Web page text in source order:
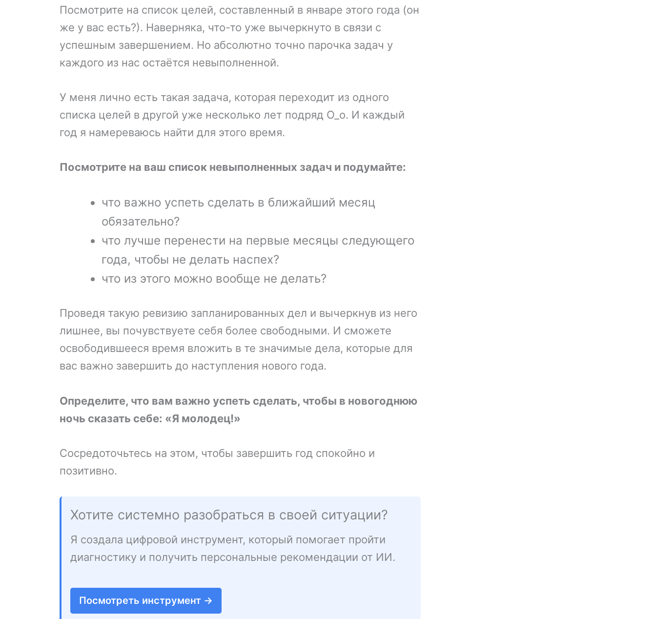
Посмотрите на список целей, составленный в январе этого года (он
же у вас есть?). Наверняка, что-то уже вычеркнуто в связи с
успешным завершением. Но абсолютно точно парочка задач у
каждого из нас остаётся невыполненной.
У меня лично есть такая задача, которая переходит из одного
списка целей в другой уже несколько лет подряд О_о. И каждый
год я намереваюсь найти для этого время.
Посмотрите на ваш список невыполненных задач и подумайте:
что важно успеть сделать в ближайший месяц
обязательно?
что лучше перенести на первые месяцы следующего
года, чтобы не делать наспех?
что из этого можно вообще не делать?
Проведя такую ревизию запланированных дел и вычеркнув из него
лишнее, вы почувствуете себя более свободными. И сможете
освободившееся время вложить в те значимые дела, которые для
вас важно завершить до наступления нового года.
Определите, что вам важно успеть сделать, чтобы в новогоднюю
ночь сказать себе: «Я молодец!»
Сосредоточьтесь на этом, чтобы завершить год спокойно и
позитивно.
Хотите системно разобраться в своей ситуации?
Я создала цифровой инструмент, который помогает пройти
диагностику и получить персональные рекомендации от ИИ.
Посмотреть инструмент →